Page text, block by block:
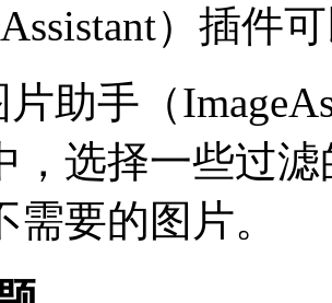
）插
手（
，选择一些过
需要的图片。